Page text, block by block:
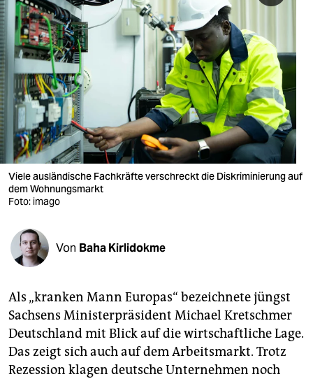
nord
wahrheit
verlag
verlag
veranstaltungen
shop
fragen & hilfe
unterstützen
abo
genossenschaft
epaper login
Viele ausländische Fachkräfte verschreckt die Diskriminierung auf
dem Wohnungsmarkt
Foto: imago
Von Baha Kirlidokme
Als „kranken Mann Europas“ bezeichnete jüngst
Sachsens Ministerpräsident Michael Kretschmer
Deutschland mit Blick auf die wirtschaftliche Lage.
Das zeigt sich auch auf dem Arbeitsmarkt. Trotz
Rezession klagen deutsche Unternehmen noch